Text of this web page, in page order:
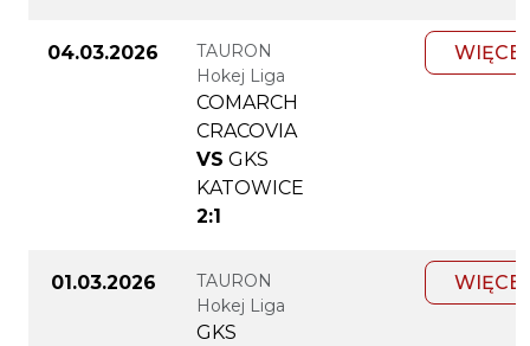
04.03.2026
TAURON
Hokej Liga
COMARCH
CRACOVIA
VS GKS
KATOWICE
2:1
WIĘCEJ
01.03.2026
TAURON
Hokej Liga
GKS
WIĘCEJ